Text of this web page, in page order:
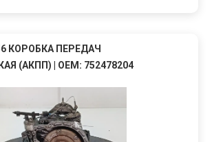
КОРОБКА ПЕРЕДАЧ
(АКПП) | OEM: 752478204